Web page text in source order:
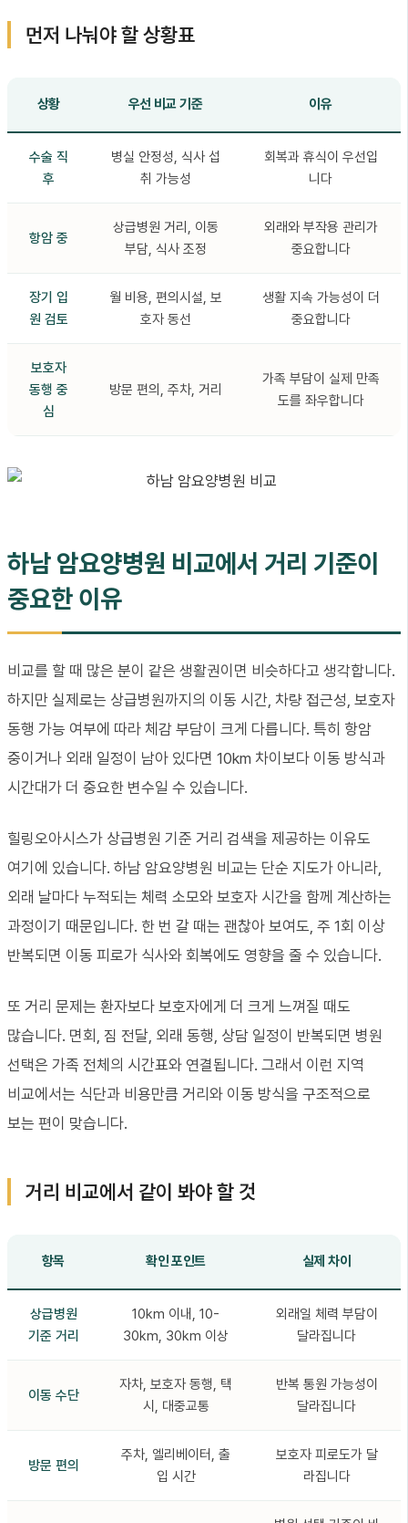
먼저 나눠야 할 상황표
상황 우선 비교 기준 이유
수술 직
후
병실 안정성, 식사 섭
취 가능성
회복과 휴식이 우선입
니다
항암 중
상급병원 거리, 이동
부담, 식사 조정
외래와 부작용 관리가
중요합니다
장기 입
원 검토
월 비용, 편의시설, 보
호자 동선
생활 지속 가능성이 더
중요합니다
보호자
동행 중
심
방문 편의, 주차, 거리
가족 부담이 실제 만족
도를 좌우합니다
하남 암요양병원 비교에서 거리 기준이
중요한 이유
비교를 할 때 많은 분이 같은 생활권이면 비슷하다고 생각합니다.
하지만 실제로는 상급병원까지의 이동 시간, 차량 접근성, 보호자
동행 가능 여부에 따라 체감 부담이 크게 다릅니다. 특히 항암
중이거나 외래 일정이 남아 있다면 10km 차이보다 이동 방식과
시간대가 더 중요한 변수일 수 있습니다.
힐링오아시스가 상급병원 기준 거리 검색을 제공하는 이유도
여기에 있습니다. 하남 암요양병원 비교는 단순 지도가 아니라,
외래 날마다 누적되는 체력 소모와 보호자 시간을 함께 계산하는
과정이기 때문입니다. 한 번 갈 때는 괜찮아 보여도, 주 1회 이상
반복되면 이동 피로가 식사와 회복에도 영향을 줄 수 있습니다.
또 거리 문제는 환자보다 보호자에게 더 크게 느껴질 때도
많습니다. 면회, 짐 전달, 외래 동행, 상담 일정이 반복되면 병원
선택은 가족 전체의 시간표와 연결됩니다. 그래서 이런 지역
비교에서는 식단과 비용만큼 거리와 이동 방식을 구조적으로
보는 편이 맞습니다.
거리 비교에서 같이 봐야 할 것
항목 확인 포인트 실제 차이
상급병원
기준 거리
10km 이내, 10-
30km, 30km 이상
외래일 체력 부담이
달라집니다
이동 수단
자차, 보호자 동행, 택
시, 대중교통
반복 통원 가능성이
달라집니다
방문 편의
주차, 엘리베이터, 출
입 시간
보호자 피로도가 달
라집니다